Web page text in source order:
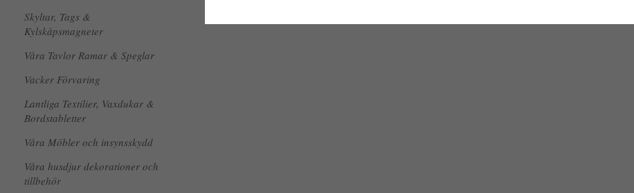
Skyltar, Tags &
Kylskåpsmagneter
Våra Tavlor Ramar & Speglar
Vacker Förvaring
Lantliga Textilier, Vaxdukar &
Bordstabletter
Våra Möbler och insynsskydd
Våra husdjur dekorationer och
tillbehör